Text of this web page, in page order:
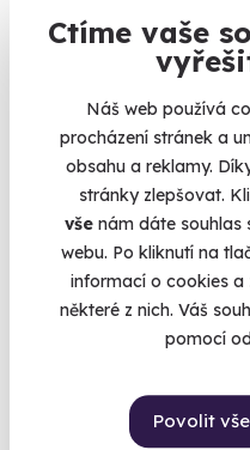
Ctíme vaše
Náš web používá
procházení stránek a
obsahu a reklamy.
stránky zlepšovat.
vše nám dáte souhlas
webu. Po kliknutí na
informací o cookies a
některé z nich. Váš
pomocí
Povolit vše
5 890 Kč
Volný termín už 15. 08.
AKCE
saunou a vířivkou